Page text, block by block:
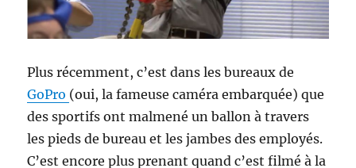
Plus récemment, c’est dans les bureaux de
GoPro (oui, la fameuse caméra embarquée) que
des sportifs ont malmené un ballon à travers
les pieds de bureau et les jambes des employés.
C’est encore plus prenant quand c’est filmé à la